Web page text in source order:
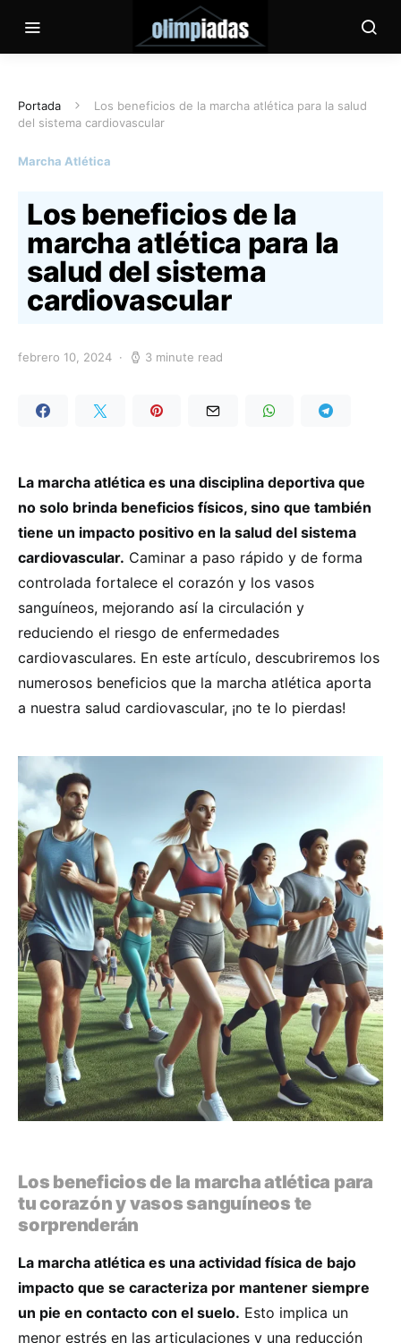
Portada
Los beneficios de la marcha atlética para la salud
del sistema cardiovascular
Marcha Atlética
Los beneficios de la
marcha atlética para la
salud del sistema
cardiovascular
febrero 10, 2024 3 minute read
La marcha atlética es una disciplina deportiva que
no solo brinda beneficios físicos, sino que también
tiene un impacto positivo en la salud del sistema
cardiovascular. Caminar a paso rápido y de forma
controlada fortalece el corazón y los vasos
sanguíneos, mejorando así la circulación y
reduciendo el riesgo de enfermedades
cardiovasculares. En este artículo, descubriremos los
numerosos beneficios que la marcha atlética aporta
a nuestra salud cardiovascular, ¡no te lo pierdas!
Los beneficios de la marcha atlética para
tu corazón y vasos sanguíneos te
sorprenderán
La marcha atlética es una actividad física de bajo
impacto que se caracteriza por mantener siempre
un pie en contacto con el suelo. Esto implica un
menor estrés en las articulaciones y una reducción